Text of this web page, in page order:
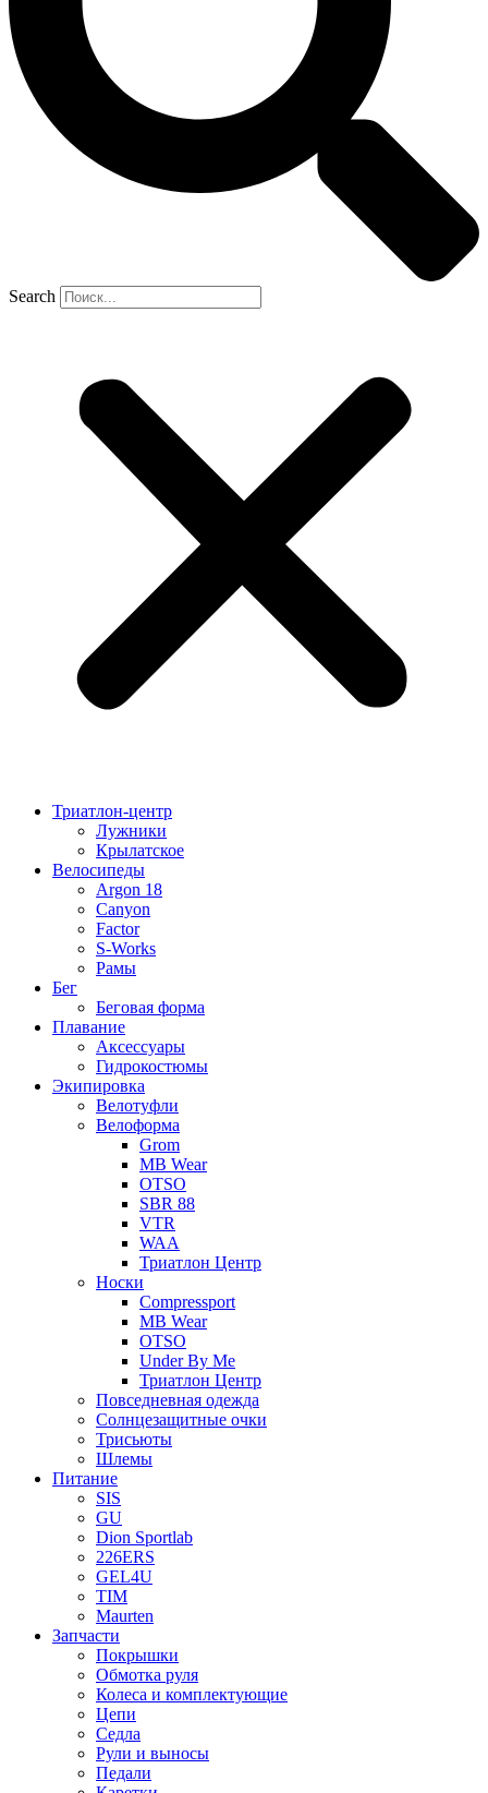
Search
Триатлон-центр
Лужники
Крылатское
Велосипеды
Argon 18
Canyon
Factor
S-Works
Рамы
Бег
Беговая форма
Плавание
Аксессуары
Гидрокостюмы
Экипировка
Велотуфли
Велоформа
Grom
MB Wear
OTSO
SBR 88
VTR
WAA
Триатлон Центр
Носки
Compressport
MB Wear
OTSO
Under By Me
Триатлон Центр
Повседневная одежда
Солнцезащитные очки
Трисьюты
Шлемы
Питание
SIS
GU
Dion Sportlab
226ERS
GEL4U
TIM
Maurten
Запчасти
Покрышки
Обмотка руля
Колеса и комплектующие
Цепи
Седла
Рули и выносы
Педали